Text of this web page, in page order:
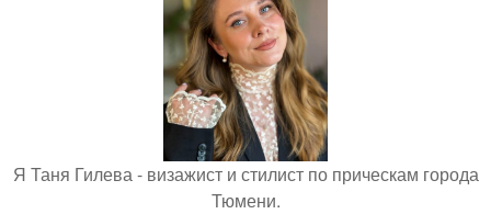
Я Таня Гилева - визажист и стилист по прическам города
Тюмени.